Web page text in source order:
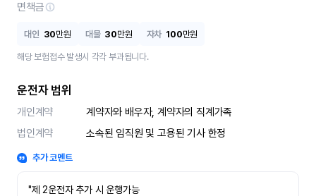
면책금
대인 30만원 대물 30만원 자차 100만원
해당 보험접수 발생시 각각 부과됩니다.
운전자 범위
개인계약
계약자와 배우자, 계약자의 직계가족
법인계약
소속된 임직원 및 고용된 기사 한정
추가 코멘트
"제 2운전자 추가 시 운행가능